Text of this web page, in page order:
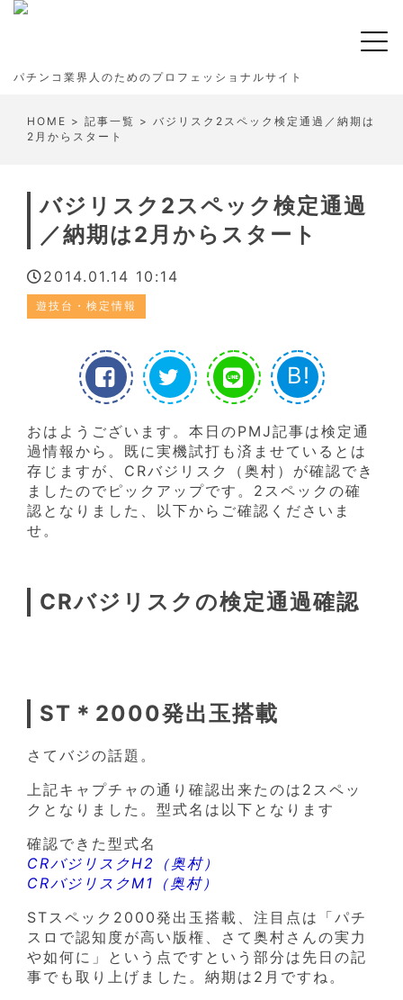
パチンコ業界人のためのプロフェッショナルサイト
HOME > 記事一覧 > バジリスク2スペック検定通過／納期は
2月からスタート
バジリスク2スペック検定通過
／納期は2月からスタート
2014.01.14 10:14
遊技台・検定情報
B!
おはようございます。本日のPMJ記事は検定通
過情報から。既に実機試打も済ませているとは
存じますが、CRバジリスク（奥村）が確認でき
ましたのでピックアップです。2スペックの確
認となりました、以下からご確認くださいま
せ。
CRバジリスクの検定通過確認
ST＊2000発出玉搭載
さてバジの話題。
上記キャプチャの通り確認出来たのは2スペッ
クとなりました。型式名は以下となります
確認できた型式名
CRバジリスクH2（奥村）
CRバジリスクM1（奥村）
STスペック2000発出玉搭載、注目点は「パチ
スロで認知度が高い版権、さて奥村さんの実力
や如何に」という点ですという部分は先日の記
事でも取り上げました。納期は2月ですね。